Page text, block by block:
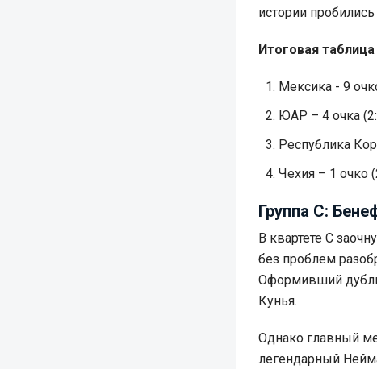
истории
Итоговая
Мексика - 9
ЮАР – 4 очка
Республика
Чехия – 1 очко
Группа С:
В квартете С
без проблем
Оформивший дубль
Кунья.
Однако главный
легендарный